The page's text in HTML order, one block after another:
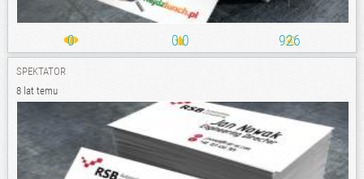
0 0.0 926
SPEKTATOR
8 lat temu